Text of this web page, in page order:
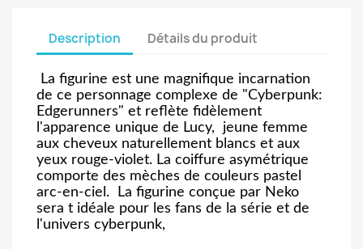
Description Détails du produit
La figurine est une magnifique incarnation
de ce personnage complexe de "Cyberpunk:
Edgerunners" et reflète fidèlement
l'apparence unique de Lucy, jeune femme
aux cheveux naturellement blancs et aux
yeux rouge-violet. La coiffure asymétrique
comporte des mèches de couleurs pastel
arc-en-ciel. La figurine conçue par Neko
sera t idéale pour les fans de la série et de
l'univers cyberpunk,